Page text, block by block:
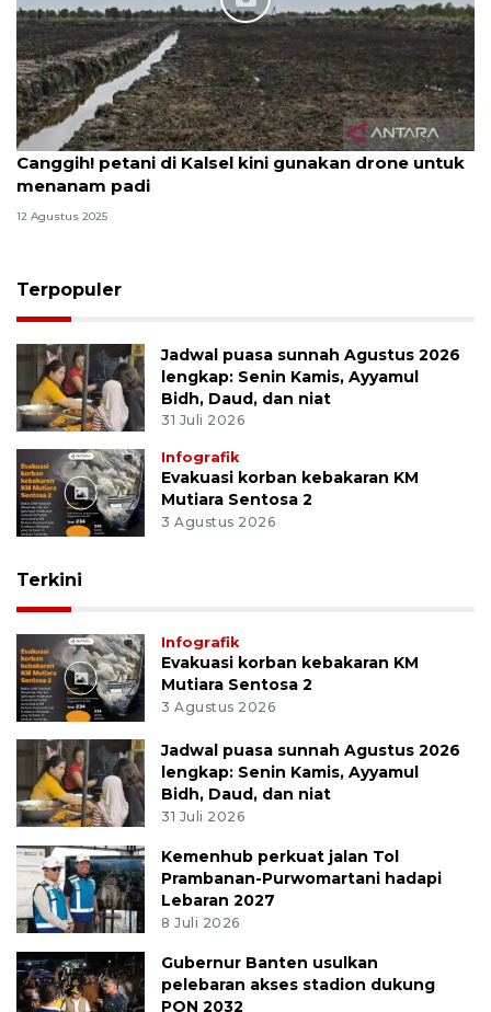
Canggih! petani di Kalsel kini gunakan drone untuk
menanam padi
12 Agustus 2025
Terpopuler
Jadwal puasa sunnah Agustus 2026
lengkap: Senin Kamis, Ayyamul
Bidh, Daud, dan niat
31 Juli 2026
Infografik
Evakuasi korban kebakaran KM
Mutiara Sentosa 2
3 Agustus 2026
Terkini
Infografik
Evakuasi korban kebakaran KM
Mutiara Sentosa 2
3 Agustus 2026
Jadwal puasa sunnah Agustus 2026
lengkap: Senin Kamis, Ayyamul
Bidh, Daud, dan niat
31 Juli 2026
Kemenhub perkuat jalan Tol
Prambanan-Purwomartani hadapi
Lebaran 2027
8 Juli 2026
Gubernur Banten usulkan
pelebaran akses stadion dukung
PON 2032